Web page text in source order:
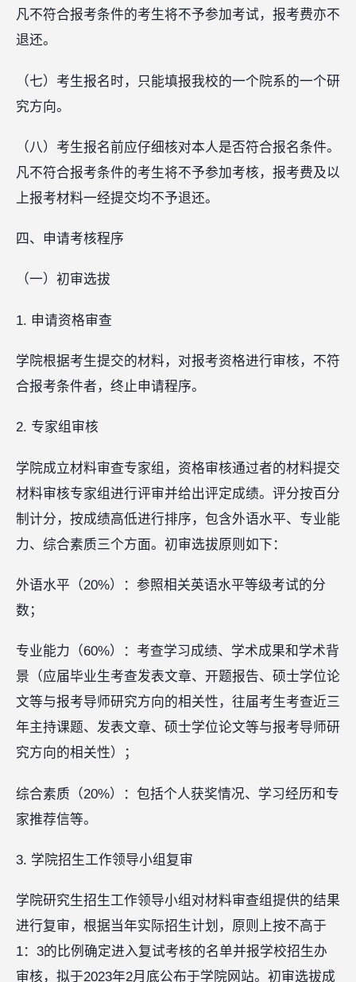
凡不符合报考条件的考生将不予参加考试，报考费亦不
退还。
（七）考生报名时，只能填报我校的一个院系的一个研
究方向。
（八）考生报名前应仔细核对本人是否符合报名条件。
凡不符合报考条件的考生将不予参加考核，报考费及以
上报考材料一经提交均不予退还。
四、申请考核程序
（一）初审选拔
1. 申请资格审查
学院根据考生提交的材料，对报考资格进行审核，不符
合报考条件者，终止申请程序。
2. 专家组审核
学院成立材料审查专家组，资格审核通过者的材料提交
材料审核专家组进行评审并给出评定成绩。评分按百分
制计分，按成绩高低进行排序，包含外语水平、专业能
力、综合素质三个方面。初审选拔原则如下：
外语水平（20%）：参照相关英语水平等级考试的分
数；
专业能力（60%）：考查学习成绩、学术成果和学术背
景（应届毕业生考查发表文章、开题报告、硕士学位论
文等与报考导师研究方向的相关性，往届考生考查近三
年主持课题、发表文章、硕士学位论文等与报考导师研
究方向的相关性）；
综合素质（20%）：包括个人获奖情况、学习经历和专
家推荐信等。
3. 学院招生工作领导小组复审
学院研究生招生工作领导小组对材料审查组提供的结果
进行复审，根据当年实际招生计划，原则上按不高于
1：3的比例确定进入复试考核的名单并报学校招生办
审核，拟于2023年2月底公布于学院网站。初审选拔成